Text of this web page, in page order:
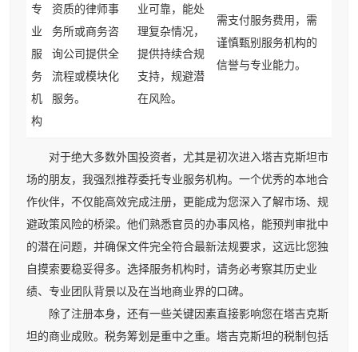
专
业
服
务
机
构
资质的律师事
务所或商务咨
询公司提供全
流程或模块化
服务。
业可靠，能处
理复杂情况，
提供持续合规
支持，规避潜
在风险。
需支付服务费用，需
谨慎甄别服务机构的
信誉与专业能力。
对于绝大多数外国投资者，尤其是初次进入塔吉克斯坦市
场的朋友，我强烈推荐委托专业服务机构。一个优秀的本地合
作伙伴，不仅能高效完成注册，更能成为您深入了解市场、规
避政策风险的桥梁。他们熟悉官员的办事风格，能预判审批中
的潜在问题，并确保文件完全符合最新法规要求，这远比您独
自摸索要稳妥得多。选择服务机构时，请务必考察其历史业
绩、专业团队背景以及在当地商业界的口碑。
除了注册本身，还有一些关键因素直接影响您在塔吉克斯
坦的商业成败。税务筹划是重中之重。塔吉克斯坦的税制包括